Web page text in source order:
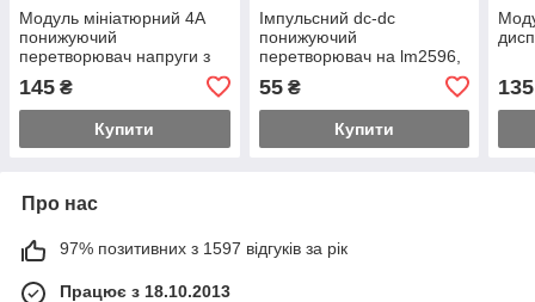
Модуль мініатюрний 4А
понижуючий
перетворювач напруги з
4,5V-16V9V12V до 5B-3,3V
з ефективністю до 98%
145 ₴
Купити
Імпульсний dc-dc
понижуючий
перетворювач на lm2596,
Імакс. 3А, ккд 92
55₴
Купити
135
Про нас
97% позитивних з 1597 відгуків за рік
Працює з 18.10.2013